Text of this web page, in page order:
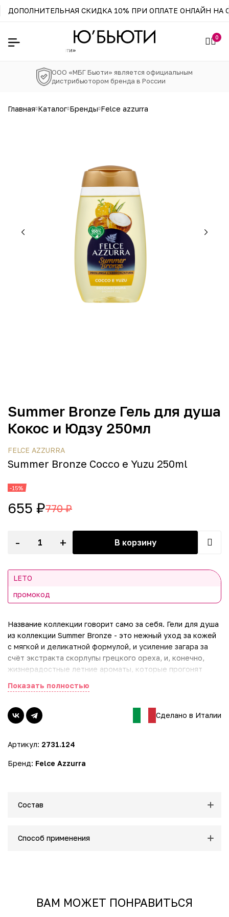
ДОПОЛНИТЕЛЬНАЯ СКИДКА 10% ПРИ ОПЛАТЕ ОНЛАЙН НА
ООО «МБГ Бьюти»
0
ООО «МБГ Бьюти» является официальным
дистрибьютором бренда в России
главная каталог бренды felce azzurra
Summer Bronze Гель для душа
Кокос и Юдзу 250мл
FELCE AZZURRA
Summer Bronze Cocсo e Yuzu 250ml
-15%
655 ₽770 ₽
- + В корзину
LETO
промокод
Название коллекции говорит само за себя. Гели для душа
из коллекции Summer Bronze - это нежный уход за кожей
с мягкой и деликатной формулой, и усиление загара за
счёт экстракта скорлупы грецкого ореха, и, конечно,
жизнерадостные летние ароматы, которые прогонят
Показать полностью
Сделано в Италии
Артикул: 2731.124
Бренд: Felce Azzurra
Состав
Способ применения
ВАМ МОЖЕТ ПОНРАВИТЬСЯ